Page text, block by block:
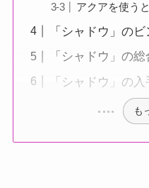
アクアを使う
「シャドウ」の
「シャドウ」の
「シャドウ」の
も